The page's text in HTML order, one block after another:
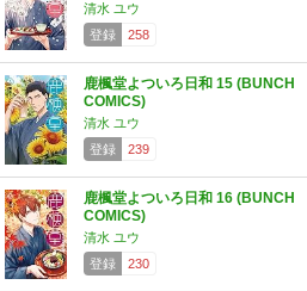
清水 ユウ
登録
258
鹿楓堂よついろ日和 15 (BUNCH
COMICS)
清水 ユウ
登録
239
鹿楓堂よついろ日和 16 (BUNCH
COMICS)
清水 ユウ
登録
230